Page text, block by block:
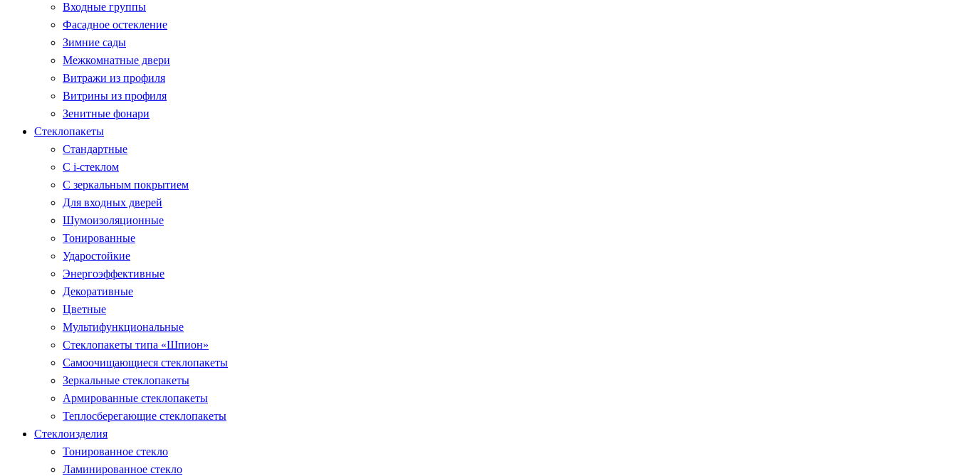
Входные группы
Фасадное остекление
Зимние сады
Межкомнатные двери
Витражи из профиля
Витрины из профиля
Зенитные фонари
Стеклопакеты
Стандартные
С i-стеклом
С зеркальным покрытием
Для входных дверей
Шумоизоляционные
Тонированные
Ударостойкие
Энергоэффективные
Декоративные
Цветные
Мультифункциональные
Стеклопакеты типа «Шпион»
Самоочищающиеся стеклопакеты
Зеркальные стеклопакеты
Армированные стеклопакеты
Теплосберегающие стеклопакеты
Стеклоизделия
Тонированное стекло
Ламинированное стекло